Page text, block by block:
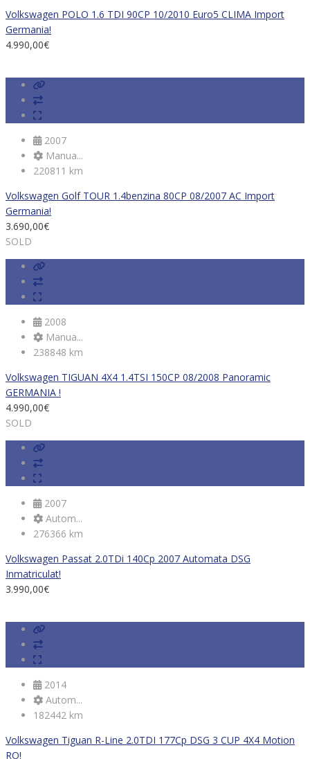
Volkswagen POLO 1.6 TDI 90CP 10/2010 Euro5 CLIMA Import
Germania!
4.990,00€
2007
Manua...
220811 km
Volkswagen Golf TOUR 1.4benzina 80CP 08/2007 AC Import
Germania!
3.690,00€
SOLD
2008
Manua...
238848 km
Volkswagen TIGUAN 4X4 1.4TSI 150CP 08/2008 Panoramic
GERMANIA !
4.990,00€
SOLD
2007
Autom...
276366 km
Volkswagen Passat 2.0TDi 140Cp 2007 Automata DSG
Inmatriculat!
3.990,00€
2014
Autom...
182442 km
Volkswagen Tiguan R-Line 2.0TDI 177Cp DSG 3 CUP 4X4 Motion
RO!